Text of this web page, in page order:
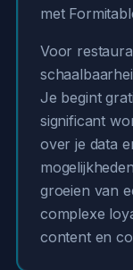
met
Voor
Je begint
significant
over je data
groeien van
complexe
content en